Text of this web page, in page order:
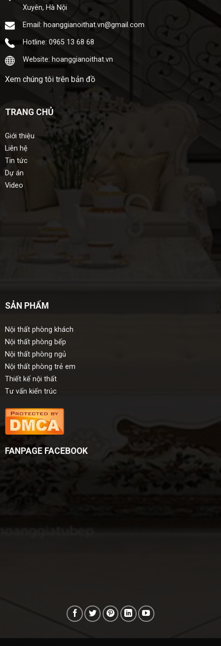
Xuyên, Hà Nội
Email: hoanggianoithat.vn@gmail.com
Hotline: 0965 13 68 68
Website: hoanggianoithat.vn
Xem chúng tôi trên bản đồ
TRANG CHỦ
Giới thiệu
Liên hệ
Tin tức
Dự án
Video
SẢN PHẨM
Nội thất phòng khách
Nội thất phòng bếp
Nội thất phòng ngủ
Nội thất phòng trẻ em
Thiết kế nội thất
Tư vấn kiến trúc
FANPAGE FACEBOOK